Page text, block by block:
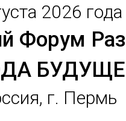
2026 года
Форум
г. Пермь